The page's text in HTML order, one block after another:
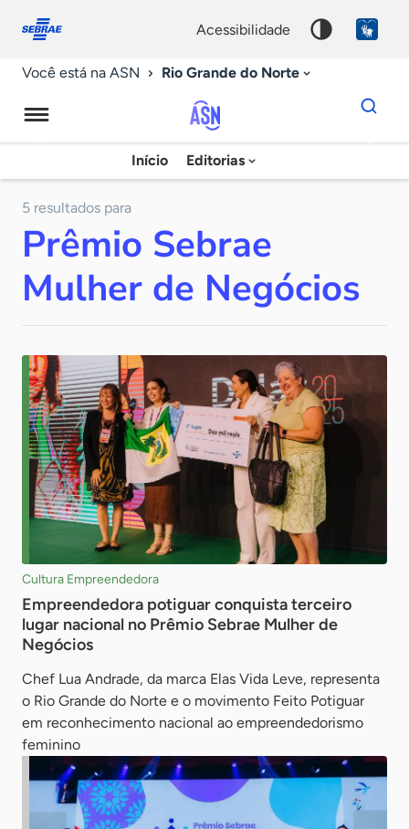
conosco
acessibilidade
Você está na ASN Rio Grande do Norte
Agência
Sebrae
Notícias
Início Editorias
Dados
para
chave
5 resultados para
Prêmio Sebrae
Mulher de Negócios
Cultura Empreendedora
Empreendedora potiguar conquista terceiro
lugar nacional no Prêmio Sebrae Mulher de
Negócios
Chef Lua Andrade, da marca Elas Vida Leve, representa
o Rio Grande do Norte e o movimento Feito Potiguar
em reconhecimento nacional ao empreendedorismo
feminino